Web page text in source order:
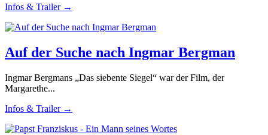
Infos & Trailer →
Auf der Suche nach Ingmar Bergman
Ingmar Bergmans „Das siebente Siegel“ war der Film, der
Margarethe...
Infos & Trailer →